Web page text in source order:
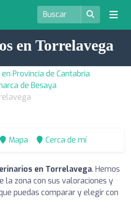
en Torrelavega
Provincia de Cantabria
de Besaya
Mapa Cerca de mí
en Torrelavega. Hemos
la zona con sus valoraciones y
puedas comparar y elegir con